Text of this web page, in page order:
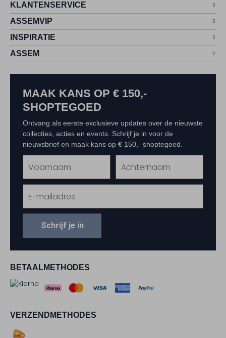
KLANTENSERVICE
ASSEMVIP
INSPIRATIE
ASSEM
BETAALMETHODES
VERZENDMETHODES
MAAK KANS OP € 150,-
SHOPTEGOED
Ontvang als eerste exclusieve updates over de nieuwste
collecties, acties en events. Schrijf je in voor de
nieuwsbrief en maak kans op € 150,- shoptegoed.
Schrijf je in